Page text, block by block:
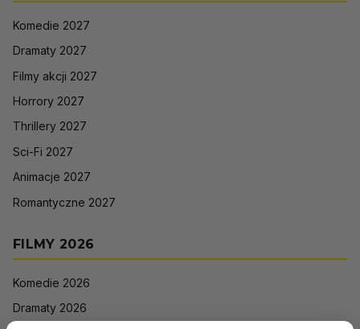
Komedie 2027
Dramaty 2027
Filmy akcji 2027
Horrory 2027
Thrillery 2027
Sci-Fi 2027
Animacje 2027
Romantyczne 2027
FILMY 2026
Komedie 2026
Dramaty 2026